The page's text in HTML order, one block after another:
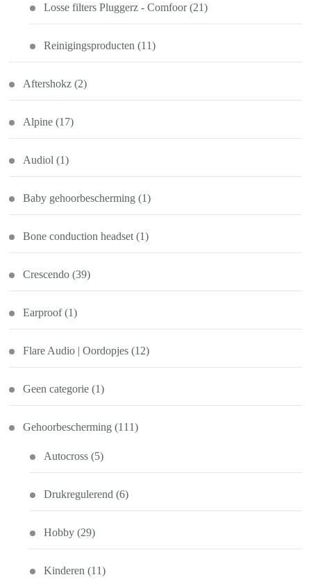
Losse filters Pluggerz - Comfoor (21)
Reinigingsproducten (11)
Aftershokz (2)
Alpine (17)
Audiol (1)
Baby gehoorbescherming (1)
Bone conduction headset (1)
Crescendo (39)
Earproof (1)
Flare Audio | Oordopjes (12)
Geen categorie (1)
Gehoorbescherming (111)
Autocross (5)
Drukregulerend (6)
Hobby (29)
Kinderen (11)